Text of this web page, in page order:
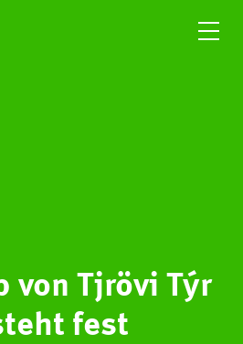
von Tjrövi Týr
fest